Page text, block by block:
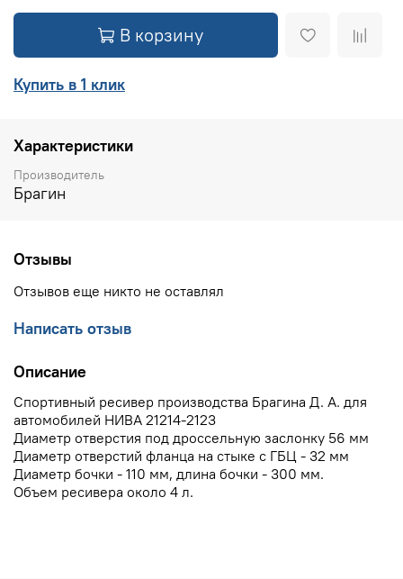
В корзину
Купить в 1 клик
Характеристики
Производитель
Брагин
Отзывы
Отзывов еще никто не оставлял
Написать отзыв
Описание
Спортивный ресивер производства Брагина Д. А. для
автомобилей НИВА 21214-2123
Диаметр отверстия под дроссельную заслонку 56 мм
Диаметр отверстий фланца на стыке с ГБЦ - 32 мм
Диаметр бочки - 110 мм, длина бочки - 300 мм.
Объем ресивера около 4 л.